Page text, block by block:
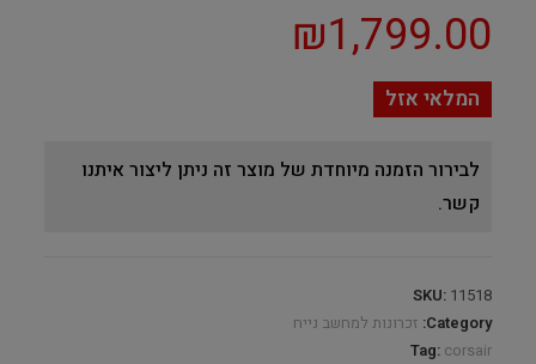
₪1,799.00
המלאי אזל
לבירור הזמנה מיוחדת של מוצר זה ניתן ליצור איתנו
קשר.
SKU: 11518
Category: זכרונות למחשב נייח
Tag: corsair